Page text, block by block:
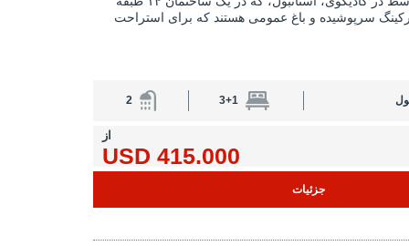
سرپوشیده و باغ عمومی هستند که برای استراحت
3+1
2
از
415.000 USD
جزئیات